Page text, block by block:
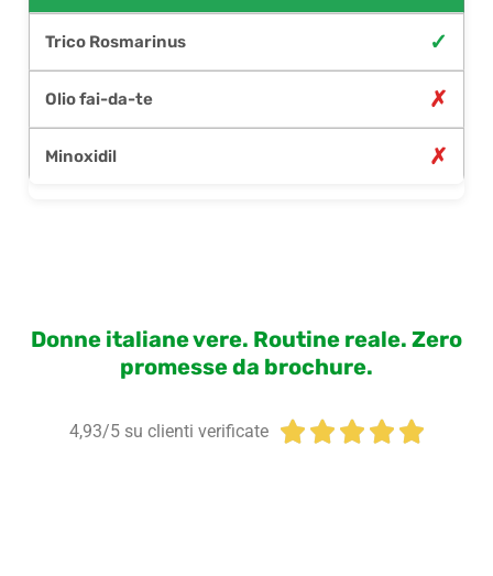
✓
✗
✗
Donne italiane vere. Routine reale. Zero
promesse da brochure.
4,93/5 su clienti verificate     